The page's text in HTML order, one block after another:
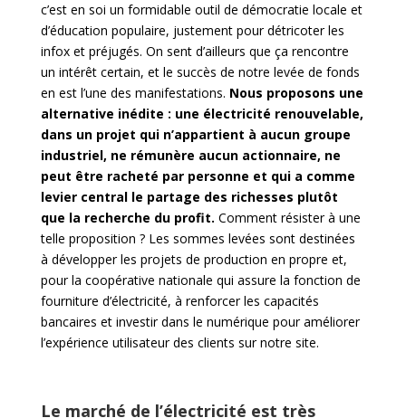
c’est en soi un formidable outil de démocratie locale et
d’éducation populaire, justement pour détricoter les
infox et préjugés. On sent d’ailleurs que ça rencontre
un intérêt certain, et le succès de notre levée de fonds
en est l’une des manifestations. Nous proposons une
alternative inédite : une électricité renouvelable,
dans un projet qui n’appartient à aucun groupe
industriel, ne rémunère aucun actionnaire, ne
peut être racheté par personne et qui a comme
levier central le partage des richesses plutôt
que la recherche du profit. Comment résister à une
telle proposition ? Les sommes levées sont destinées
à développer les projets de production en propre et,
pour la coopérative nationale qui assure la fonction de
fourniture d’électricité, à renforcer les capacités
bancaires et investir dans le numérique pour améliorer
l’expérience utilisateur des clients sur notre site.
Le marché de l’électricité est très